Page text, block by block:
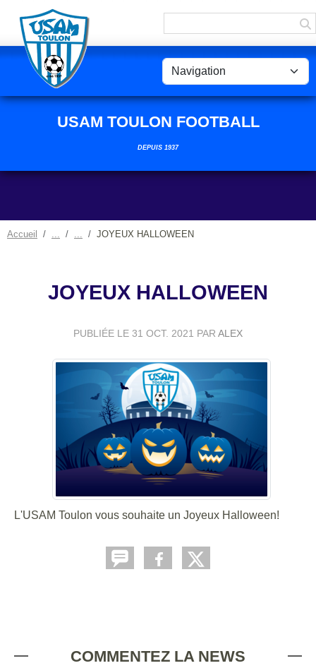
USAM TOULON FOOTBALL
DEPUIS 1937
Accueil JOYEUX HALLOWEEN
JOYEUX HALLOWEEN
PUBLIÉE LE 31 OCT. 2021 PAR ALEX
L'USAM Toulon vous souhaite un Joyeux Halloween!
COMMENTEZ LA NEWS
Panneau de gestion des cookies